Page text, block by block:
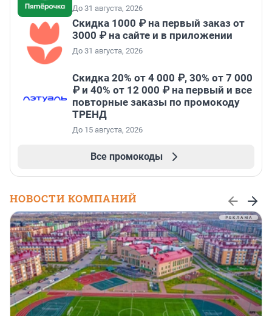
До 31 августа, 2026
Скидка 1000 ₽ на первый заказ от
3000 ₽ на сайте и в приложении
До 31 августа, 2026
Скидка 20% от 4 000 ₽, 30% от 7 000
₽ и 40% от 12 000 ₽ на первый и все
повторные заказы по промокоду
ТРЕНД
До 15 августа, 2026
Все промокоды
НОВОСТИ КОМПАНИЙ